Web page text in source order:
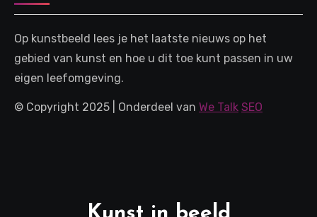
Op kunstbeeld lees je het laatste nieuws op het
gebied van kunst en hoe u dit toe kunt passen in uw
eigen leefomgeving.
© Copyright 2025 | Onderdeel van We Talk SEO